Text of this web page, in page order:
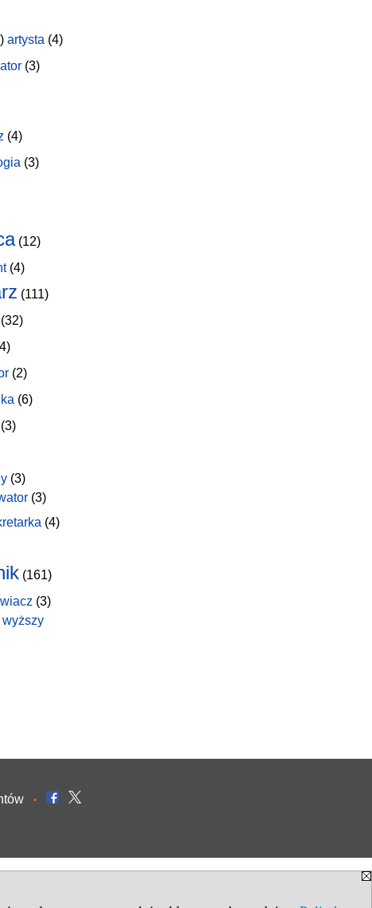
artysta (4)
(3)
(4)
(3)
(12)
(4)
(111)
(32)
(2)
(6)
(3)
(3)
(4)
(161)
(3)
wyższy
•